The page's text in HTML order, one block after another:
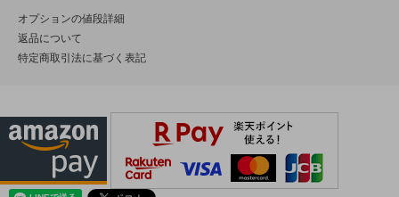
オプションの値段詳細
返品について
特定商取引法に基づく表記